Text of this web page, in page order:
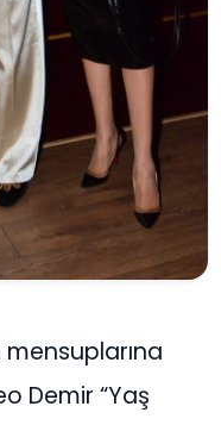
Demir “Yaş